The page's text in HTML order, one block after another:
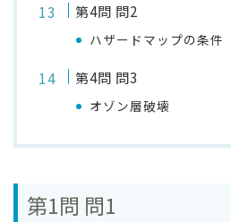
第4問 問2
ハザードマップの条件
第4問 問3
オゾン層破壊
第1問 問1